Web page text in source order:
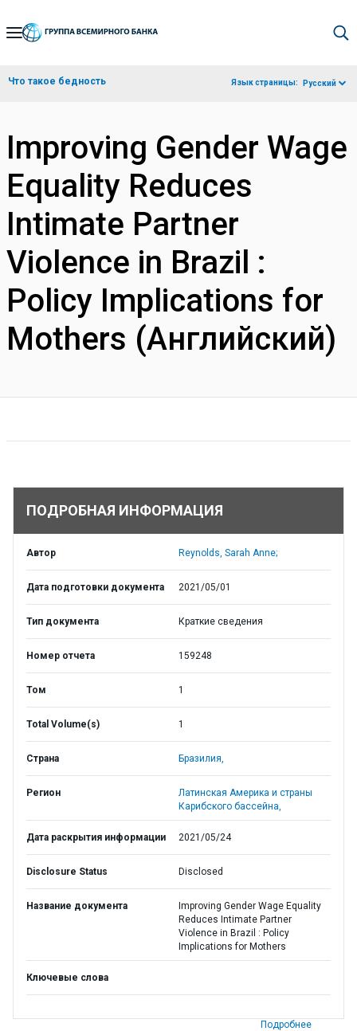
Skip
Navigation
Что такое бедность Язык страницы: Русский
Improving Gender Wage
Equality Reduces
Intimate Partner
Violence in Brazil :
Policy Implications for
Mothers (Английский)
ПОДРОБНАЯ ИНФОРМАЦИЯ
Автор Reynolds, Sarah Anne;
Дата подготовки документа 2021/05/01
Тип документа Краткие сведения
Номер отчета 159248
Том 1
Total Volume(s) 1
Страна Бразилия,
Регион
Латинская Америка и страны
Карибского бассейна,
Дата раскрытия информации 2021/05/24
Disclosure Status Disclosed
Название документа
Improving Gender Wage Equality
Reduces Intimate Partner
Violence in Brazil : Policy
Implications for Mothers
Ключевые слова
Подробнее